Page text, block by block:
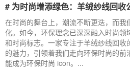
# 为时尚增添绿色：羊绒纱线回收公司助你成为环
在时尚的舞台上，潮流不断更迭，而
化。如今，环保理念已深深融入时尚
和时尚标志。一家专注于羊绒纱线回
的魅力，引领着我们走向环保时尚的
能成为环保时尚 icon。...